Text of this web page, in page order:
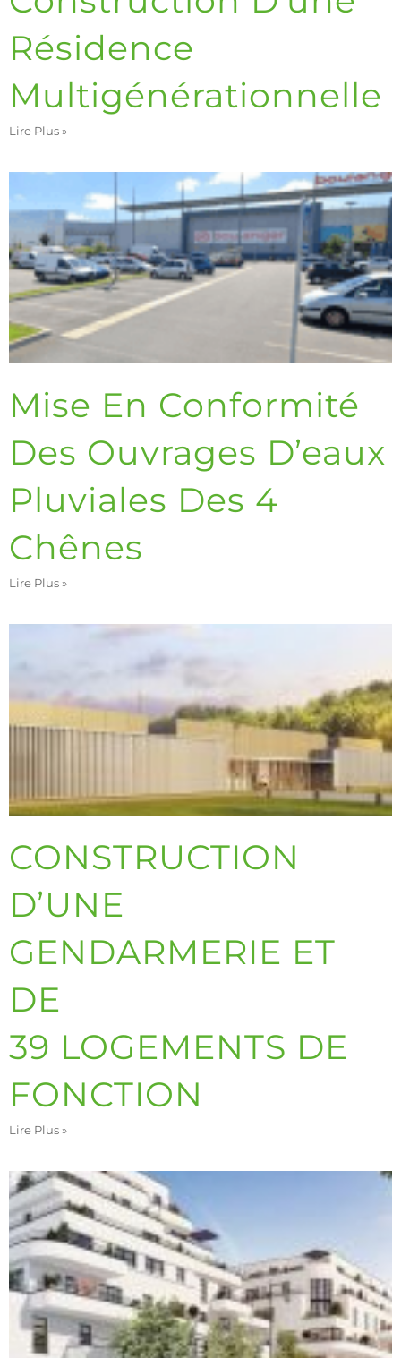
Résidence
Multigénérationnelle
Lire Plus »
Mise En Conformité
Des Ouvrages D’eaux
Pluviales Des 4
Chênes
Lire Plus »
CONSTRUCTION
D’UNE
GENDARMERIE ET
DE
39 LOGEMENTS DE
FONCTION
Lire Plus »